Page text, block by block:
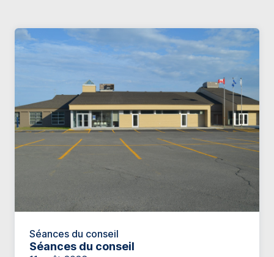
Séances du conseil
Séances du conseil